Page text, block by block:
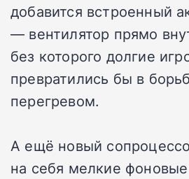
добавится встроенный
— вентилятор прямо
без которого долгие
превратились бы в
перегревом.
А ещё новый
на себя мелкие